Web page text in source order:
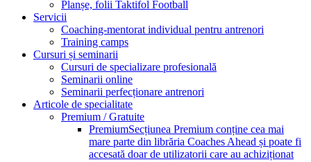
Planșe, folii Taktifol Football
Servicii
Coaching-mentorat individual pentru antrenori
Training camps
Cursuri și seminarii
Cursuri de specializare profesională
Seminarii online
Seminarii perfecționare antrenori
Articole de specialitate
Premium / Gratuite
PremiumSecțiunea Premium conține cea mai
mare parte din librăria Coaches Ahead și poate fi
accesată doar de utilizatorii care au achiziționat